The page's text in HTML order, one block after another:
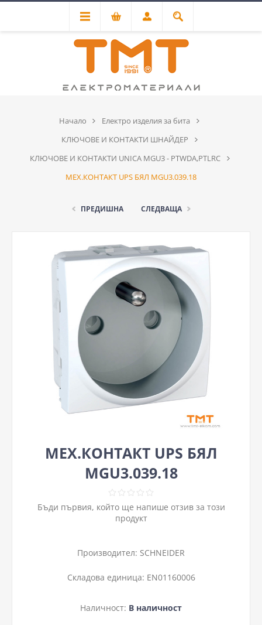
Начало
Електро изделия за бита
КЛЮЧОВЕ И КОНТАКТИ ШНАЙДЕР
КЛЮЧОВЕ И КОНТАКТИ UNICA MGU3 - PTWDA,PTLRC
МЕХ.КОНТАКТ UPS БЯЛ MGU3.039.18
ПРЕДИШНА СЛЕДВАЩА
МЕХ.КОНТАКТ UPS БЯЛ
MGU3.039.18
Бъди първия, който ще напише отзив за този
продукт
Производител: SCHNEIDER
Складова единица: EN01160006
Наличност: В наличност